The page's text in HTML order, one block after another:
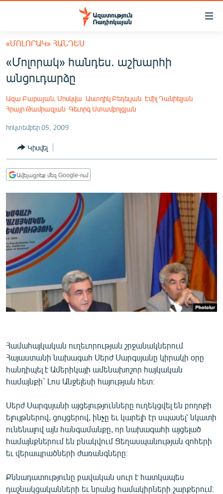
Մատչելիության
հիմնական
բովանդակությանը
Անցնել
հիմնական
մենյուին
Որոնում
ՀԱՅԱՍՏԱՆ
ՔԱՂԱՔԱԿԱՆ
ԸՆՏՐՈՒԹՅՈՒՆՆԵՐ 2026
ԻՐԱՎՈՒՆՔ
ՀԱՍԱՐԱԿՈՒԹՅՈՒՆ
ՏՆՏԵՍՈՒԹՅՈՒՆ
ՂԱՐԱԲԱՂ
ՊԱՏԵՐԱԶՄԻ 6 ՇԱԲԱԹՆԵՐԸ
ՏԱՐԱԾԱՇՐՋԱՆ
ՄԻՋԱԶԳԱՅԻՆ
ՄՇԱԿՈՒՅԹ
ՍՊՈՐՏ
ՄԵԿՆԱԲԱՆՈՒԹՅՈՒՆ
ՏՏ ԵՒ ԻՆՏԵՐՆԵՏ
ՏԵՍԱՆՅՈՒԹԵՐ
ԲԱՆԱՎԵՃ
ՓՈԴՔԱՍԹ
Հայերեն
English
Русский
«ՄՈԼՈՐԱԿ» ՀԱՆԴԵՍ
«Մոլորակ» հանդես. աշխարհի
անցուդարձը
Ազա Բաբայան, Մոսկվա Աստղիկ Բեդեւյան Էմիլ Դանիելյան
Հրայր Թամրազյան Գեւորգ Ստամբոլցյան
հոկտեմբեր 05, 2009
Կիսվել
Ավելացրեք մեզ Google-ում
Համահայկական ուղեւորության շրջանակներում
Հայաստանի նախագահ Սերժ Սարգսյանը կիրակի օրը
հանդիպել է Ամերիկայի ամենախոշոր հայկական
համայնքի` Լոս Անջելեսի հայության հետ։
Սերժ Սարգսյանի այցելությունները ուղեկցվել են բողոքի
ելույթներով, ցույցերով, ինչը եւ կարելի էր սպասել՝ նկատի
ունենալով այն հանգամանքը, որ նախագահի այցելած
համայնքներում են բնակվում Ցեղասպանության զոհերի
եւ վերապրածների ժառանգները։
Քննադատությունը բավական սուր է հատկապես
դաշնակցականների եւ նրանց համակիրների շարքերում։